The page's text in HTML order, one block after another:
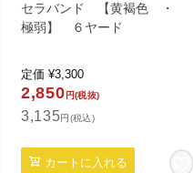
セラバンド 【黄褐色 ・
極弱】 ６ヤード
定価 ¥3,300
2,850 円(税抜)
3,135円(税込)
カートに入れる